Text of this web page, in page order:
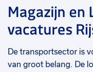
Magazijn en
vacatures
De transportsector is
van groot belang. De